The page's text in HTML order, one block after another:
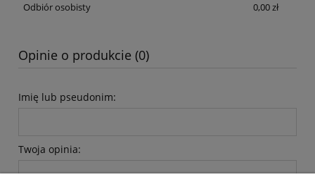
Odbiór osobisty 0,00 zł
Opinie o produkcie (0)
Imię lub pseudonim:
Twoja opinia: